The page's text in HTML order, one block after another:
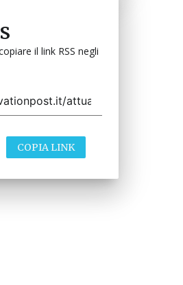
il link RSS negli
COPIA LINK